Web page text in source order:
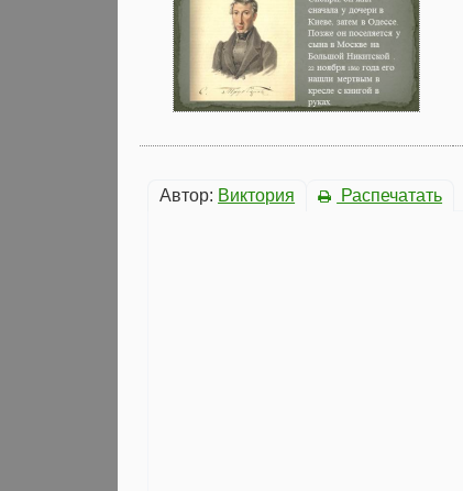
Автор: Виктория Распечатать